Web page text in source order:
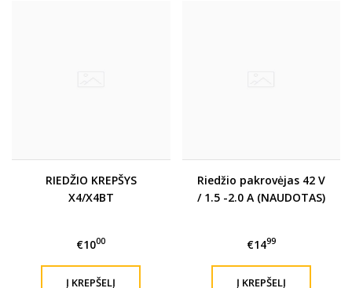
RIEDŽIO KREPŠYS
X4/X4BT
€1000
Riedžio pakrovėjas 42 V
/ 1.5 -2.0 A (NAUDOTAS)
€1499